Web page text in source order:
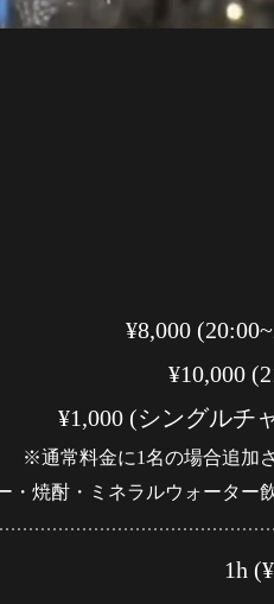
¥8,000
¥10,000
¥1,000 (シングルチ
※通常料金に1名の場合追加
・焼酎・ミネラルウォーター
1h